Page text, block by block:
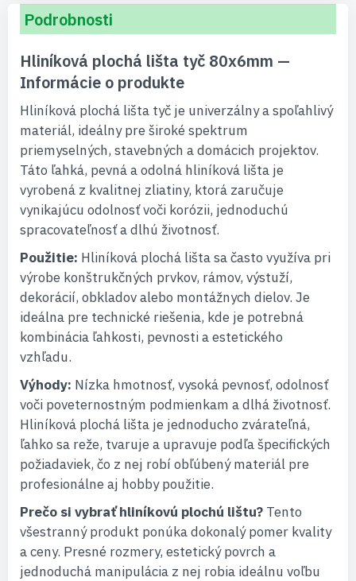
Podrobnosti
Hliníková plochá lišta tyč 80x6mm —
Informácie o produkte
Hliníková plochá lišta tyč je univerzálny a spoľahlivý
materiál, ideálny pre široké spektrum
priemyselných, stavebných a domácich projektov.
Táto ľahká, pevná a odolná hliníková lišta je
vyrobená z kvalitnej zliatiny, ktorá zaručuje
vynikajúcu odolnosť voči korózii, jednoduchú
spracovateľnosť a dlhú životnosť.
Použitie: Hliníková plochá lišta sa často využíva pri
výrobe konštrukčných prvkov, rámov, výstuží,
dekorácií, obkladov alebo montážnych dielov. Je
ideálna pre technické riešenia, kde je potrebná
kombinácia ľahkosti, pevnosti a estetického
vzhľadu.
Výhody: Nízka hmotnosť, vysoká pevnosť, odolnosť
voči poveternostným podmienkam a dlhá životnosť.
Hliníková plochá lišta je jednoducho zvárateľná,
ľahko sa reže, tvaruje a upravuje podľa špecifických
požiadaviek, čo z nej robí obľúbený materiál pre
profesionálne aj hobby použitie.
Prečo si vybrať hliníkovú plochú lištu? Tento
všestranný produkt ponúka dokonalý pomer kvality
a ceny. Presné rozmery, estetický povrch a
jednoduchá manipulácia z nej robia ideálnu voľbu